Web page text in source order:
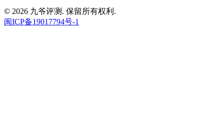
© 2026 九爷评测. 保留所有权利.
闽ICP备19017794号-1